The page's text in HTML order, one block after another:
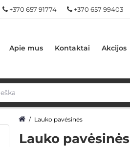
+370 657 91774 +370 657 99403
Apie mus Kontaktai Akcijos
Lauko pavėsinės
Lauko pavėsinės